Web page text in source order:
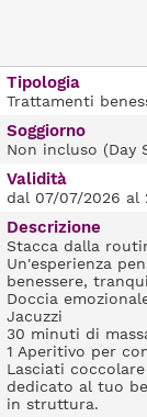
Tipologia
Trattamenti
Soggiorno
Non incluso (Day
Validità
dal 07/07/2026 al
Descrizione
Stacca dalla
Un'esperienza
benessere,
Doccia
Jacuzzi
30 minuti di
1 Aperitivo per
Lasciati
dedicato al tuo
in struttura.